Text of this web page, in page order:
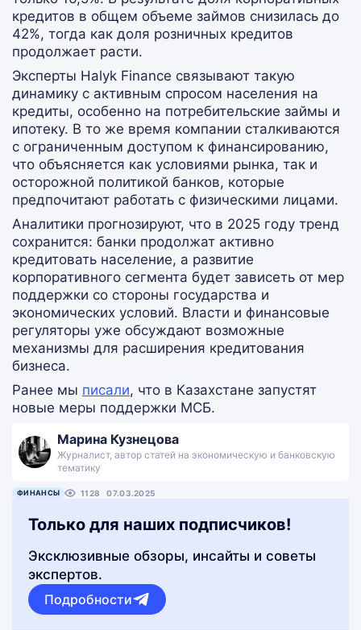
кредитов в общем объеме займов снизилась до
42%, тогда как доля розничных кредитов
продолжает расти.
Эксперты Halyk Finance связывают такую
динамику с активным спросом населения на
кредиты, особенно на потребительские займы и
ипотеку. В то же время компании сталкиваются
с ограниченным доступом к финансированию,
что объясняется как условиями рынка, так и
осторожной политикой банков, которые
предпочитают работать с физическими лицами.
Аналитики прогнозируют, что в 2025 году тренд
сохранится: банки продолжат активно
кредитовать население, а развитие
корпоративного сегмента будет зависеть от мер
поддержки со стороны государства и
экономических условий. Власти и финансовые
регуляторы уже обсуждают возможные
механизмы для расширения кредитования
бизнеса.
Ранее мы писали, что в Казахстане запустят
новые меры поддержки МСБ.
Марина Кузнецова
Журналист, автор статей на экономическую и банковскую
тематику
ФИНАНСЫ 1128 07.03.2025
Только для наших подписчиков!
Эксклюзивные обзоры, инсайты и советы
экспертов.
Подробности